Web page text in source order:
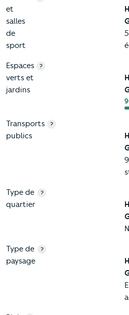
et
salles
de
sport
Espaces
verts et
jardins
?
Transports
publics
?
Type de
quartier
?
Type de
paysage
?